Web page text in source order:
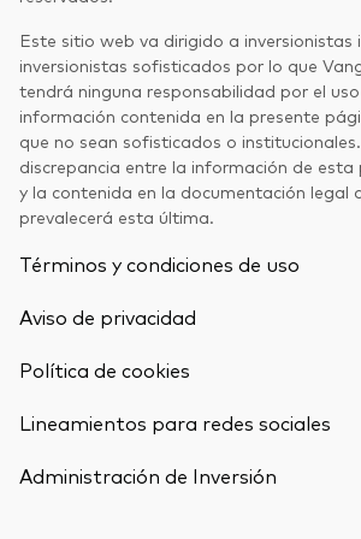
Otros productos
Fondos Mutuos UCITS
Este sitio web va dirigido a inversionistas
inversionistas sofisticados por lo que
tendrá ninguna responsabilidad por el
información contenida en la presente
que no sean sofisticados o
discrepancia entre la información de
y la contenida en la documentación legal
prevalecerá esta última.
Términos y condiciones de uso
Aviso de privacidad
Política de cookies
Lineamientos para redes sociales
Administración de Inversión